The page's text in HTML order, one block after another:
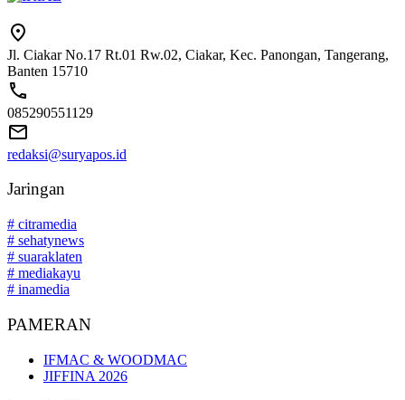
Jl. Ciakar No.17 Rt.01 Rw.02, Ciakar, Kec. Panongan, Tangerang,
Banten 15710
085290551129
redaksi@suryapos.id
Jaringan
# citramedia
# sehatynews
# suaraklaten
# mediakayu
# inamedia
PAMERAN
IFMAC & WOODMAC
JIFFINA 2026